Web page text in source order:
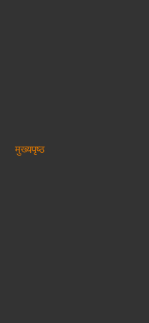
मुख्यपृष्ठ